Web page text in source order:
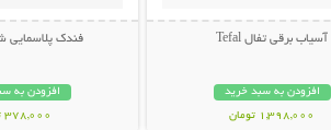
آسیاب برقی تفال Tefal
افزودن به سبد خرید
1,398,000 تومان
فندک پلاسمایی
افزودن به
378,000 تومان